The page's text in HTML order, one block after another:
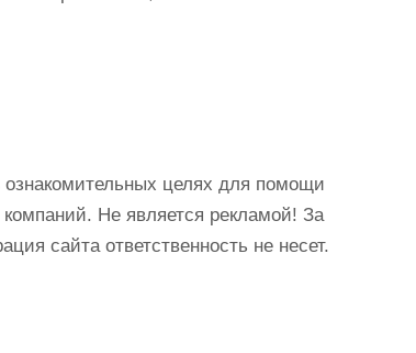
целях для помощи
Не является рекламой! За
сайта ответственность не несет.